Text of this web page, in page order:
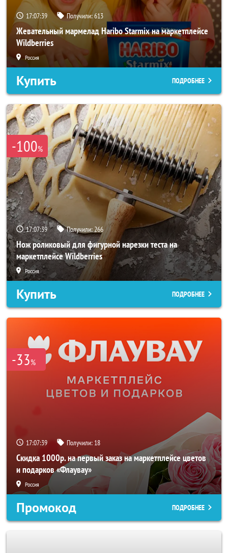
17:07:36 Получили:613
Жевательный мармелад Haribo Starmix на маркетплейсе
Wildberries
Россия
Купить ПОДРОБНЕЕ
-100%
17:07:36 Получили:266
Нож роликовый для фигурной нарезки теста на
маркетплейсе Wildberries
Россия
Купить ПОДРОБНЕЕ
-33%
17:07:36 Получили: 18
Скидка 1000р. на первый заказ на маркетплейсе цветов
и подарков «Флаувау»
Россия
Промокод ПОДРОБНЕЕ